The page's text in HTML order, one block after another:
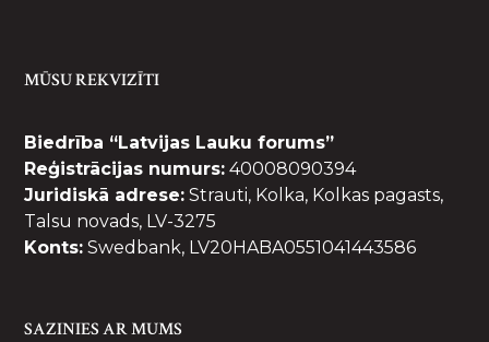
MŪSU REKVIZĪTI
Biedrība “Latvijas Lauku forums”
Reģistrācijas numurs: 40008090394
Juridiskā adrese: Strauti, Kolka, Kolkas pagasts,
Talsu novads, LV-3275
Konts: Swedbank, LV20HABA0551041443586
SAZINIES AR MUMS